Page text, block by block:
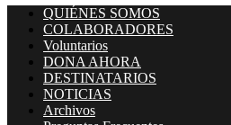
QUIÉNES SOMOS
COLABORADORES
Voluntarios
DONA AHORA
DESTINATARIOS
NOTICIAS
Archivos